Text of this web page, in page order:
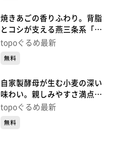
焼きあごの香りふわり。背脂
とコシが支える燕三条系「中
華そば かけ橋」（青葉区中
topoぐるめ最新
無料
自家製酵母が生む小麦の深い
味わい。親しみやすさ満点！
「ル･マンジェ」（青葉区八
topoぐるめ最新
無料